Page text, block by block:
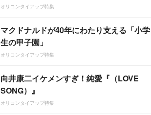
オリコンタイアップ特集
マクドナルドが40年にわたり支える「小学
生の甲子園」
オリコンタイアップ特集
向井康二イケメンすぎ！純愛『（LOVE
SONG）』
オリコンタイアップ特集